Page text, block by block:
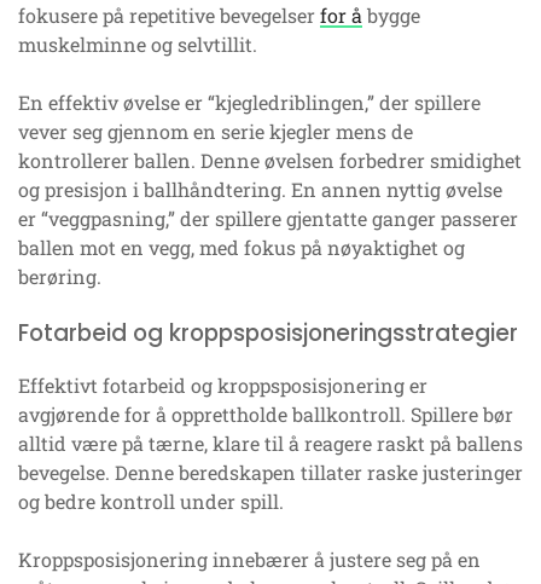
fokusere på repetitive bevegelserfor å bygge
muskelminne og selvtillit.
En effektiv øvelse er “kjegledriblingen,” der spillere
vever seg gjennom en serie kjegler mens de
kontrollerer ballen. Denne øvelsen forbedrer smidighet
og presisjon i ballhåndtering. En annen nyttig øvelse
er “veggpasning,” der spillere gjentatte ganger passerer
ballen mot en vegg, med fokus på nøyaktighet og
berøring.
Fotarbeid og kroppsposisjoneringsstrategier
Effektivt fotarbeid og kroppsposisjonering er
avgjørende for å opprettholde ballkontroll. Spillere bør
alltid være på tærne, klare til å reagere raskt på ballens
bevegelse. Denne beredskapen tillater raske justeringer
og bedre kontroll under spill.
Kroppsposisjonering innebærer å justere seg på en